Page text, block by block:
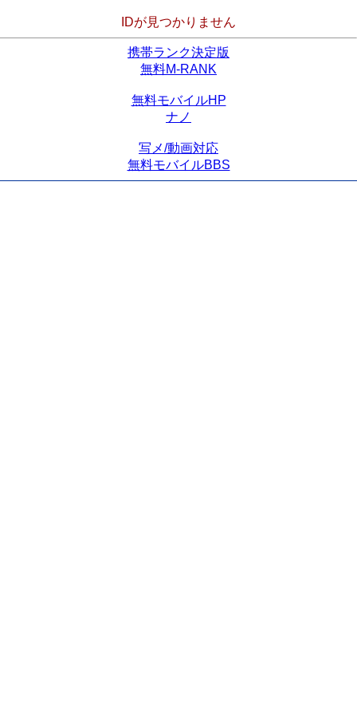
IDが見つかりません
携帯ランク決定版
無料M-RANK
無料モバイルHP
ナノ
写メ/動画対応
無料モバイルBBS